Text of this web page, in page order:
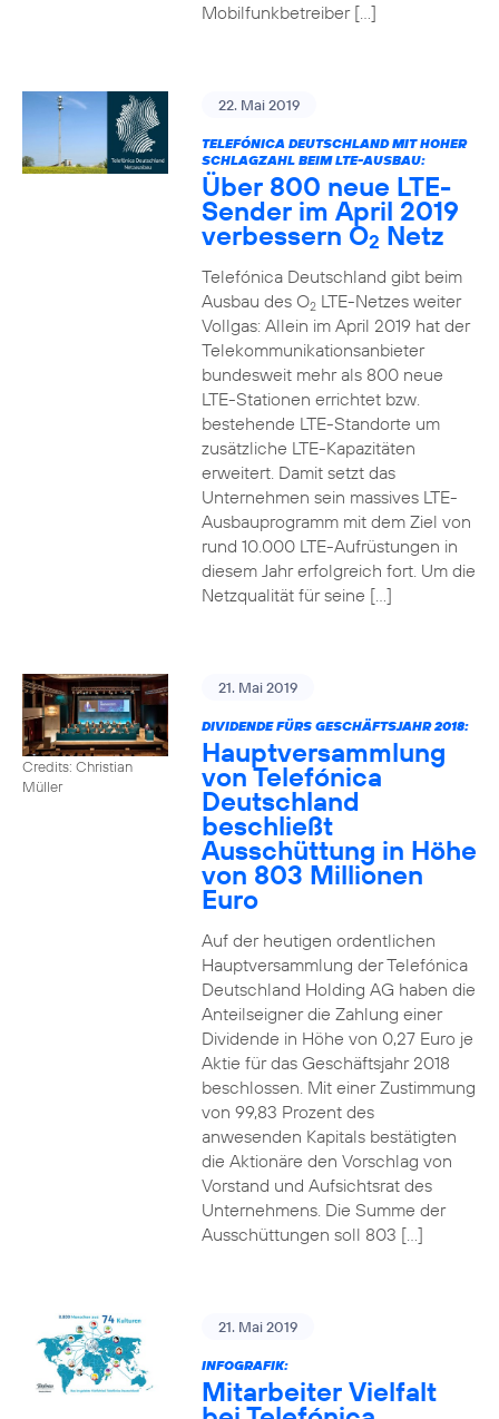
Mobilfunkbetreiber […]
22. Mai 2019
TELEFÓNICA DEUTSCHLAND MIT HOHER
SCHLAGZAHL BEIM LTE-AUSBAU:
Über 800 neue LTE-
Sender im April 2019
verbessern O2 Netz
Telefónica Deutschland gibt beim
Ausbau des O2LTE-Netzes weiter
Vollgas: Allein im April 2019 hat der
Telekommunikationsanbieter
bundesweit mehr als 800 neue
LTE-Stationen errichtet bzw.
bestehende LTE-Standorte um
zusätzliche LTE-Kapazitäten
erweitert. Damit setzt das
Unternehmen sein massives LTE-
Ausbauprogramm mit dem Ziel von
rund 10.000 LTE-Aufrüstungen in
diesem Jahr erfolgreich fort. Um die
Netzqualität für seine […]
Credits: Christian
Müller
21. Mai 2019
DIVIDENDE FÜRS GESCHÄFTSJAHR 2018:
Hauptversammlung
von Telefónica
Deutschland
beschließt
Ausschüttung in Höhe
von 803 Millionen
Euro
Auf der heutigen ordentlichen
Hauptversammlung der Telefónica
Deutschland Holding AG haben die
Anteilseigner die Zahlung einer
Dividende in Höhe von 0,27 Euro je
Aktie für das Geschäftsjahr 2018
beschlossen. Mit einer Zustimmung
von 99,83 Prozent des
anwesenden Kapitals bestätigten
die Aktionäre den Vorschlag von
Vorstand und Aufsichtsrat des
Unternehmens. Die Summe der
Ausschüttungen soll 803 […]
21. Mai 2019
INFOGRAFIK:
Mitarbeiter Vielfalt